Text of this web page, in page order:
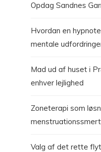
Opdag Sandnes
Hvordan en
mentale
Mad ud af huset i
enhver lejlighed
Zoneterapi som
Valg af det rette